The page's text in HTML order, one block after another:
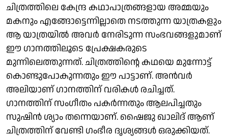
ചിത്രത്തിലെ കേന്ദ്ര കഥാപാത്രങ്ങളായ അമ്മയും
മകനും എങ്ങോട്ടെന്നില്ലാതെ നടത്തുന്ന യാത്രകളും
ആ യാത്രയിൽ അവർ നേരിടുന്ന സംഭവങ്ങളുമാണ്
ഈ ഗാനത്തിലൂടെ പ്രേക്ഷകരുടെ
മുന്നിലെത്തുന്നത്. ചിത്രത്തിൻ്റെ കഥയെ മുന്നോട്ട്
കൊണ്ടുപോകുന്നതും ഈ പാട്ടാണ്. അൻവർ
അലിയാണ് ഗാനത്തിന് വരികൾ രചിച്ചത്.
ഗാനത്തിന് സംഗീതം പകർന്നതും ആലപിച്ചതും
സുഷിൻ ശ്യാം തന്നെയാണ്. ഷൈജു ഖാലിദ് ആണ്
ചിത്രത്തിന് വേണ്ടി ഗംഭീര ദൃശ്യങ്ങൾ ഒരുക്കിയത്.